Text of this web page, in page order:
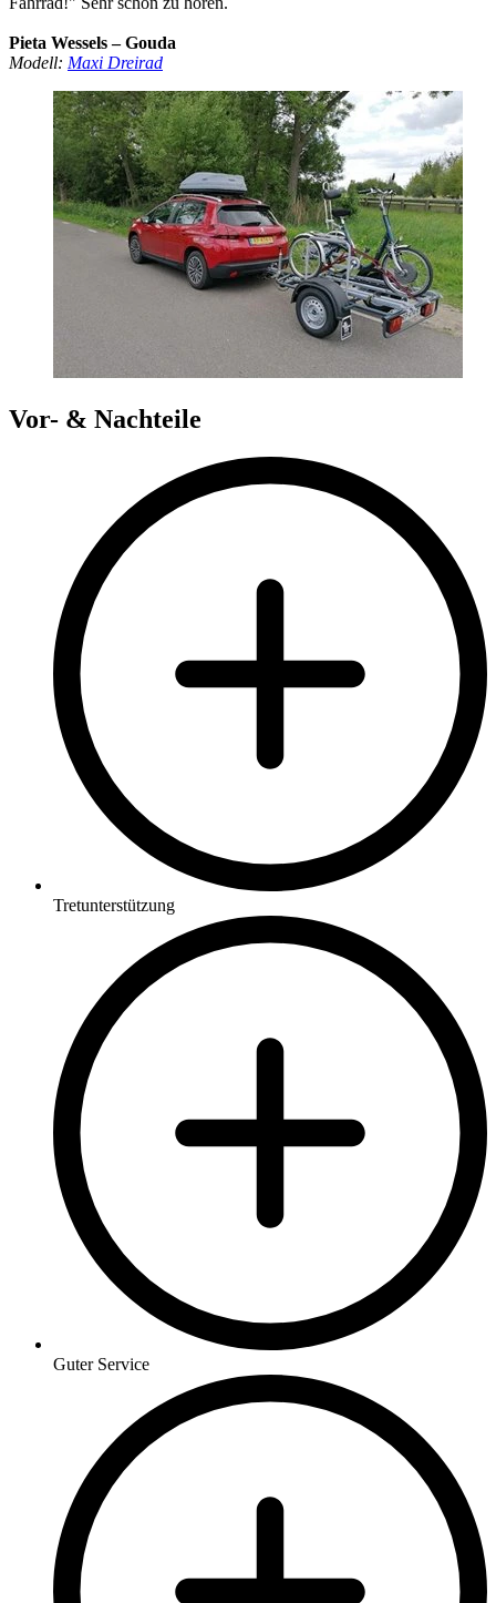
Pieta Wessels – Gouda
Modell: Maxi Dreirad
Vor- & Nachteile
Tretunterstützung
Guter Service